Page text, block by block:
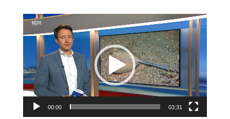
Player
00:00 03:31